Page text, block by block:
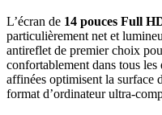
L’écran de 14 pouces Full
particulièrement net et
antireflet de premier choix
confortablement dans tous
affinées optimisent la surface
format d’ordinateur ultra-